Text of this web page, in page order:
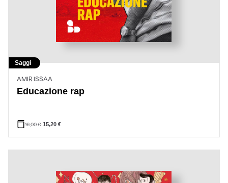
Saggi
AMIR ISSAA
Educazione rap
16,00€ 15,20€